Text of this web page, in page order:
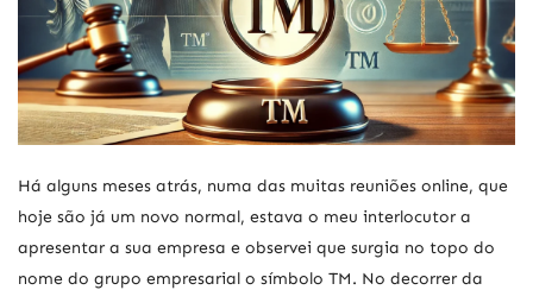
Há alguns meses atrás, numa das muitas reuniões online, que
hoje são já um novo normal, estava o meu interlocutor a
apresentar a sua empresa e observei que surgia no topo do
nome do grupo empresarial o símbolo TM. No decorrer da